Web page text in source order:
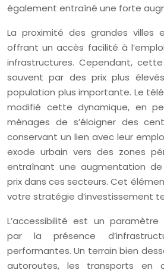
également entraîné une forte
La proximité des grandes villes
offrant un accès facilité à
infrastructures. Cependant,
souvent par des prix plus
population plus importante. Le
modifié cette dynamique, en
ménages de s’éloigner des
conservant un lien avec leur
exode urbain vers des zones
entraînant une augmentation
prix dans ces secteurs. Cet
votre stratégie d’investissement
L’accessibilité est un paramètre
par la présence
performantes. Un terrain bien
autoroutes, les transports en